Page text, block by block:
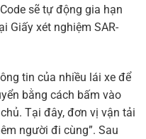
sẽ tự động gia hạn
Giấy xét nghiệm SAR-
tin của nhiều lái xe để
bằng cách bấm vào
Tại đây, đơn vị vận tải
người đi cùng”. Sau